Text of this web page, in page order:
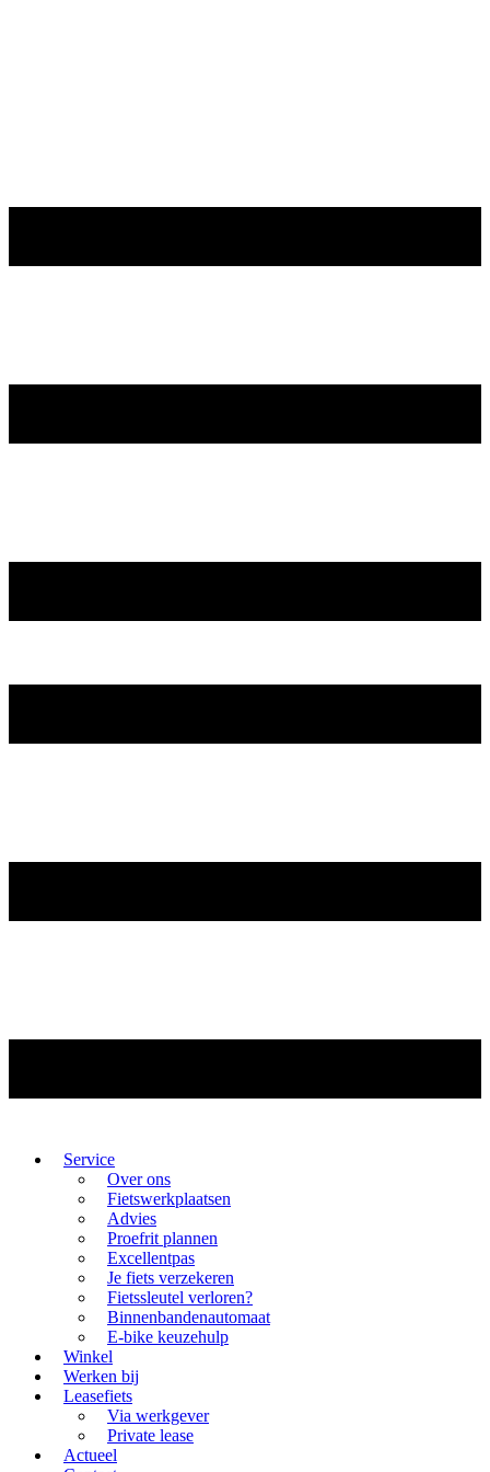
Service
Over ons
Fietswerkplaatsen
Advies
Proefrit plannen
Excellentpas
Je fiets verzekeren
Fietssleutel verloren?
Binnenbandenautomaat
E-bike keuzehulp
Winkel
Werken bij
Leasefiets
Via werkgever
Private lease
Actueel